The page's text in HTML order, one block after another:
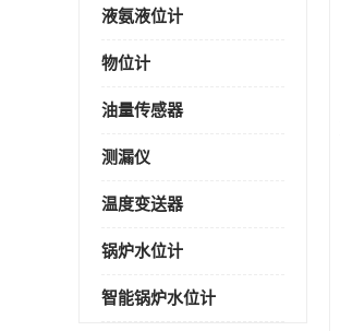
液氨液位计
物位计
油量传感器
测漏仪
温度变送器
锅炉水位计
智能锅炉水位计